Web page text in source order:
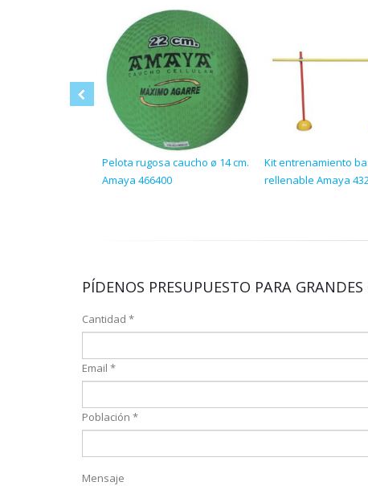
Pelota rugosa caucho ø 14 cm.
Amaya 466400
Kit entrenamiento
rellenable Amaya
PÍDENOS PRESUPUESTO PARA
Cantidad *
Email *
Población *
Mensaje